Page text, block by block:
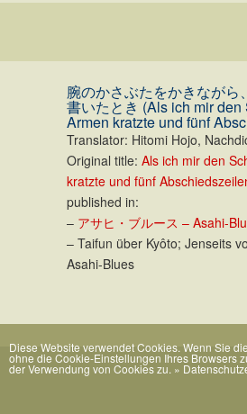
腕のかさぶたをかきながら
書いたとき (Als ich mir den
Armen kratzte und fünf
Translator: Hitomi Hojo,
Original title: Als ich mir den
kratzte und fünf
published in:
– アサヒ・ブルース – Asahi-
– Taifun über Kyôto; Jenseits
Asahi-Blues
Diese Website verwendet Cookies. Wenn Sie
ohne die Cookie-Einstellungen Ihres Browsers
der Verwendung von Cookies zu. »